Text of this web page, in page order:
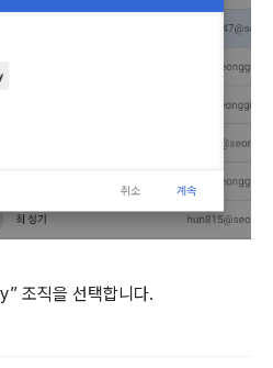
조직을 선택합니다.